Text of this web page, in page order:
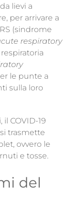
lievi a
per arrivare a
(sindrome
respiratory
le punte a
sulla loro
COVID-19
trasmette
ovvero le
e tosse.
del